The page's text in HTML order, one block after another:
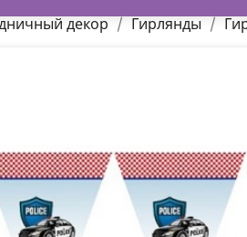
декор Гирлянды